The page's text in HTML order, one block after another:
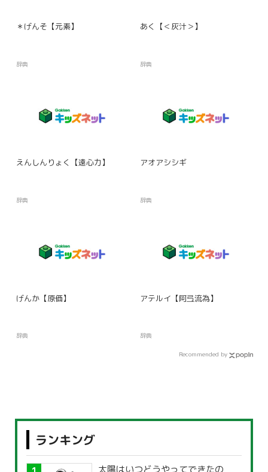
＊げんそ【元素】
辞典
あく【＜灰汁＞】
辞典
えんしんりょく【遠心力】
辞典
アオアシシギ
辞典
げんか【原価】
辞典
アテルイ【阿弖流為】
辞典
Recommended by
ランキング